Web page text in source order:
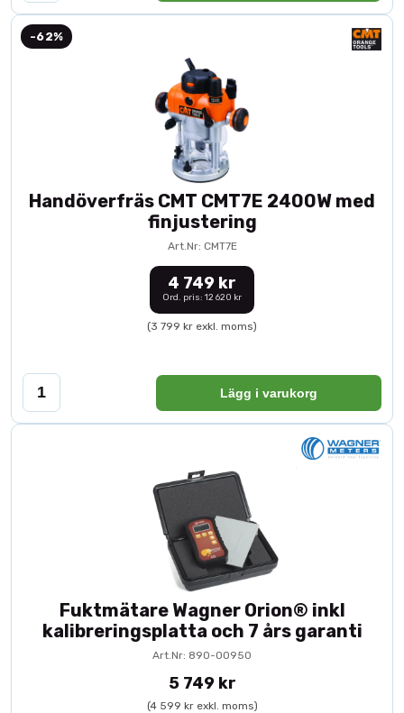
-62%
Handöverfräs CMT CMT7E 2400W med
finjustering
Art.Nr: CMT7E
4 749 kr
Ord. pris: 12 620 kr
(3 799 kr exkl. moms)
Lägg i varukorg
Fuktmätare Wagner Orion® inkl
kalibreringsplatta och 7 års garanti
Art.Nr: 890-00950
5 749 kr
(4 599 kr exkl. moms)